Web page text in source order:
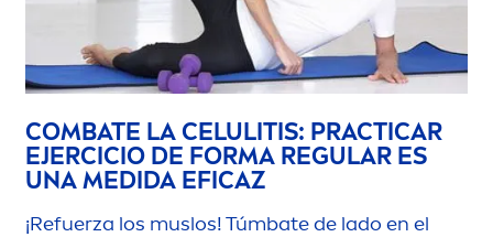
COMBATE LA CELULITIS: PRACTICAR
EJERCICIO DE FORMA REGULAR ES
UNA MEDIDA EFICAZ
¡Refuerza los muslos! Túmbate de lado en el